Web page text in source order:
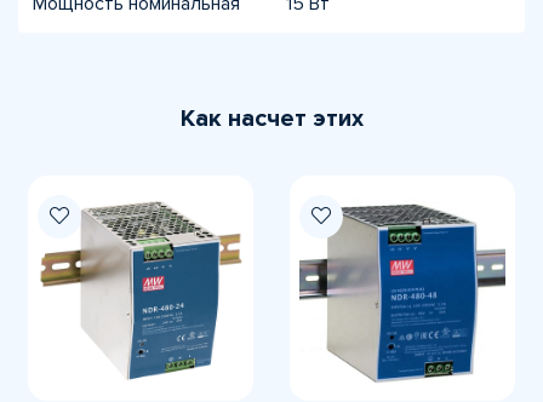
Как насчет этих